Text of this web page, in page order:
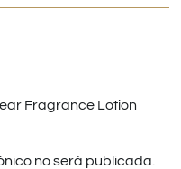
Fragrance Lotion
no será publicada.